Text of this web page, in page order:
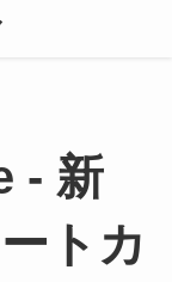
- 新
トカ